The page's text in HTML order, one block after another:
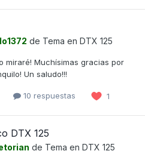
de Tema en DTX 125
miraré! Muchísimas gracias por
Un saludo!!!
10 respuestas 1
DTX 125
de Tema en DTX 125